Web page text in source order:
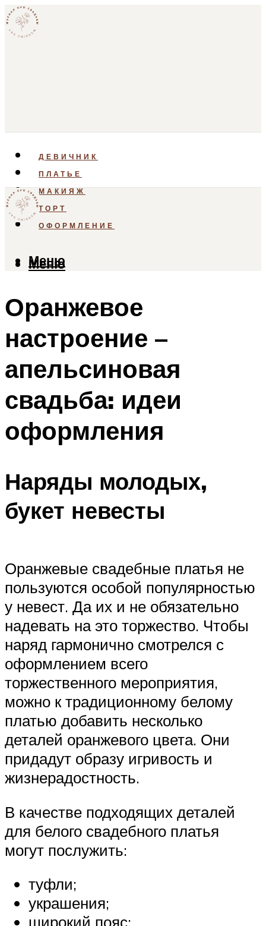
ДЕВИЧНИК
ПЛАТЬЕ
МАКИЯЖ
ТОРТ
ОФОРМЛЕНИЕ
Меню
Меню
Оранжевое
настроение –
апельсиновая
свадьба: идеи
оформления
Наряды молодых,
букет невесты
Оранжевые свадебные платья не
пользуются особой популярностью
у невест. Да их и не обязательно
надевать на это торжество. Чтобы
наряд гармонично смотрелся с
оформлением всего
торжественного мероприятия,
можно к традиционному белому
платью добавить несколько
деталей оранжевого цвета. Они
придадут образу игривость и
жизнерадостность.
В качестве подходящих деталей
для белого свадебного платья
могут послужить:
туфли;
украшения;
широкий пояс;